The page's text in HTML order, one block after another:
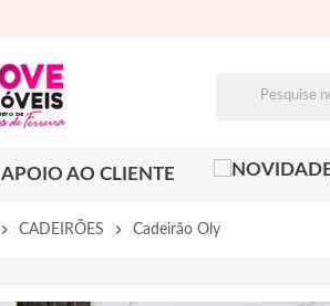
APOIO AO CLIENTE
chevron_right CADEIRÕES chevron_right Cadeirão Oly